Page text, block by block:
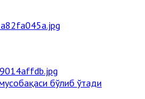
бўлиб ўтади